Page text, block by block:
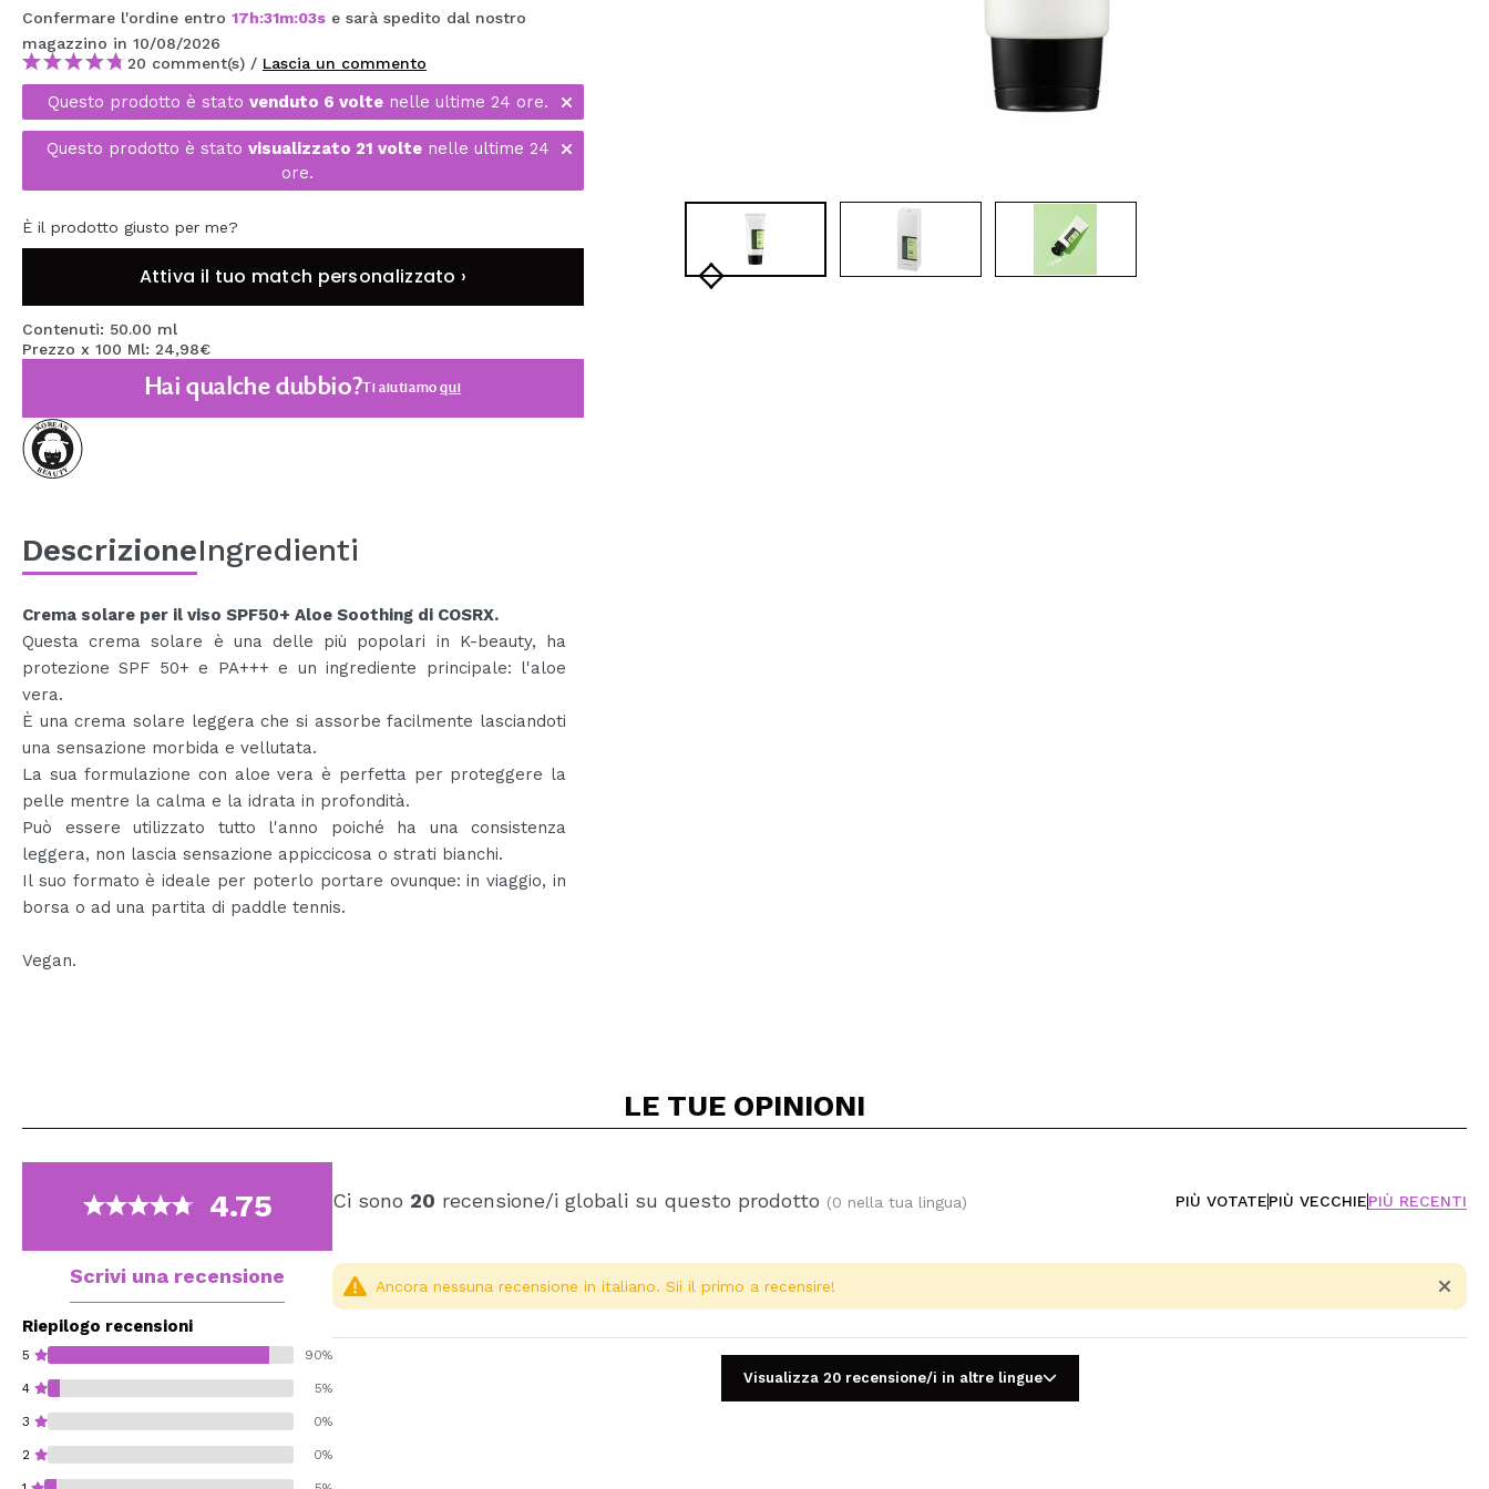
MAQUIFARMA
KOREA ZONE
TRAVEL SIZE
NATURE
SPECIALE
SONO TORNATI!
PROSSIMAMENTE
CREARE UN ACCOUNT
Confermare l'ordine entro 17h:31m:02s e sarà spedito dal nostro
magazzino in 10/08/2026
20 comment(s) / Lascia un commento
Questo prodotto è stato venduto 6 voltenelle ultime 24 ore.
Questo prodotto è stato visualizzato 21 voltenelle ultime 24
ore.
È il prodotto giusto per me?
Attiva il tuo match personalizzato ›
Contenuti: 50.00 ml
Prezzo x 100 Ml: 24,98€
Hai qualche dubbio?Ti aiutiamoqui
DescrizioneIngredienti
Crema solare per il viso SPF50+ Aloe Soothing di COSRX.
Questa crema solare è una delle più popolari in K-beauty, ha
protezione SPF 50+ e PA+++ e un ingrediente principale: l'aloe
vera.
È una crema solare leggera che si assorbe facilmente lasciandoti
una sensazione morbida e vellutata.
La sua formulazione con aloe vera è perfetta per proteggere la
pelle mentre la calma e la idrata in profondità.
Può essere utilizzato tutto l'anno poiché ha una consistenza
leggera, non lascia sensazione appiccicosa o strati bianchi.
Il suo formato è ideale per poterlo portare ovunque: in viaggio, in
borsa o ad una partita di paddle tennis.
Vegan.
LE TUE OPINIONI
4.75
Scrivi una recensione
Riepilogo recensioni
5 90%
4 5%
3 0%
2 0%
Ci sono 20 recensione/i globali su questo prodotto (0 nella tua lingua) PIÙ VOTATEPIÙ VECCHIEPIÙ RECENTI
Ancora nessuna recensione in italiano. Sii il primo a recensire!
Visualizza 20 recensione/i in altre lingue